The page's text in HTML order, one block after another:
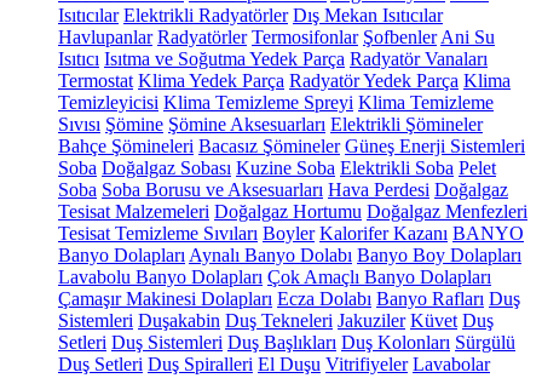
Isıtıcılar Elektrikli Radyatörler Dış Mekan Isıtıcılar
Havlupanlar Radyatörler Termosifonlar Şofbenler Ani Su
Isıtıcı Isıtma ve Soğutma Yedek Parça Radyatör Vanaları
Termostat Klima Yedek Parça Radyatör Yedek Parça Klima
Temizleyicisi Klima Temizleme Spreyi Klima Temizleme
Sıvısı Şömine Şömine Aksesuarları Elektrikli Şömineler
Bahçe Şömineleri Bacasız Şömineler Güneş Enerji Sistemleri
Soba Doğalgaz Sobası Kuzine Soba Elektrikli Soba Pelet
Soba Soba Borusu ve Aksesuarları Hava Perdesi Doğalgaz
Tesisat Malzemeleri Doğalgaz Hortumu Doğalgaz Menfezleri
Tesisat Temizleme Sıvıları Boyler Kalorifer Kazanı BANYO
Banyo Dolapları Aynalı Banyo Dolabı Banyo Boy Dolapları
Lavabolu Banyo Dolapları Çok Amaçlı Banyo Dolapları
Çamaşır Makinesi Dolapları Ecza Dolabı Banyo Rafları Duş
Sistemleri Duşakabin Duş Tekneleri Jakuziler Küvet Duş
Setleri Duş Sistemleri Duş Başlıkları Duş Kolonları Sürgülü
Duş Setleri Duş Spiralleri El Duşu Vitrifiyeler Lavabolar